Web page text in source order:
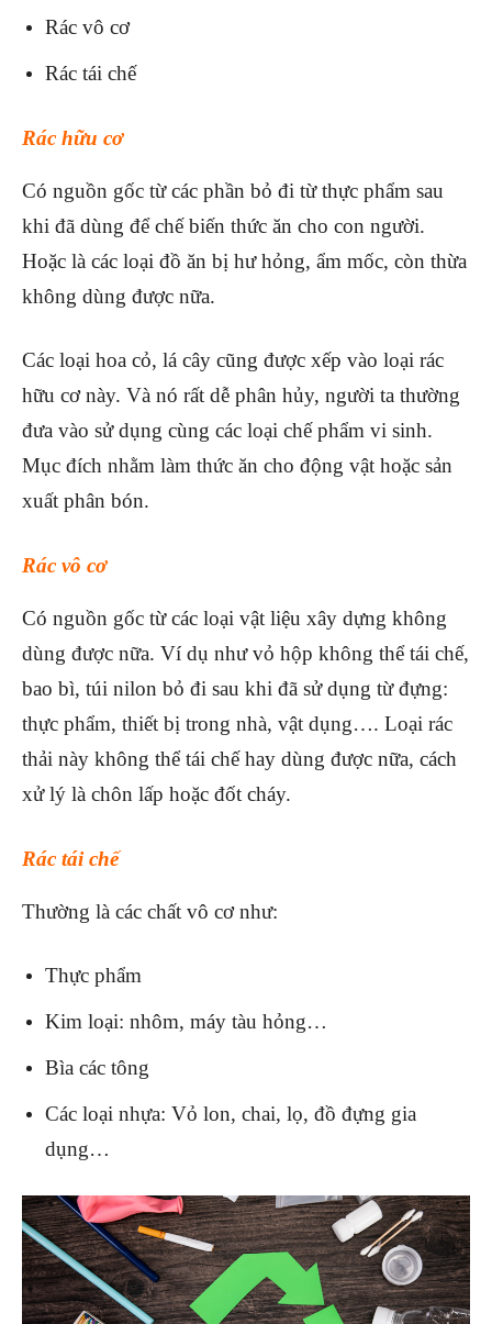
Rác vô cơ
Rác tái chế
Rác hữu cơ
Có nguồn gốc từ các phần bỏ đi từ thực phẩm sau
khi đã dùng để chế biến thức ăn cho con người.
Hoặc là các loại đồ ăn bị hư hỏng, ẩm mốc, còn thừa
không dùng được nữa.
Các loại hoa cỏ, lá cây cũng được xếp vào loại rác
hữu cơ này. Và nó rất dễ phân hủy, người ta thường
đưa vào sử dụng cùng các loại chế phẩm vi sinh.
Mục đích nhằm làm thức ăn cho động vật hoặc sản
xuất phân bón.
Rác vô cơ
Có nguồn gốc từ các loại vật liệu xây dựng không
dùng được nữa. Ví dụ như vỏ hộp không thể tái chế,
bao bì, túi nilon bỏ đi sau khi đã sử dụng từ đựng:
thực phẩm, thiết bị trong nhà, vật dụng…. Loại rác
thải này không thể tái chế hay dùng được nữa, cách
xử lý là chôn lấp hoặc đốt cháy.
Rác tái chế
Thường là các chất vô cơ như:
Thực phẩm
Kim loại: nhôm, máy tàu hỏng…
Bìa các tông
Các loại nhựa: Vỏ lon, chai, lọ, đồ đựng gia
dụng…